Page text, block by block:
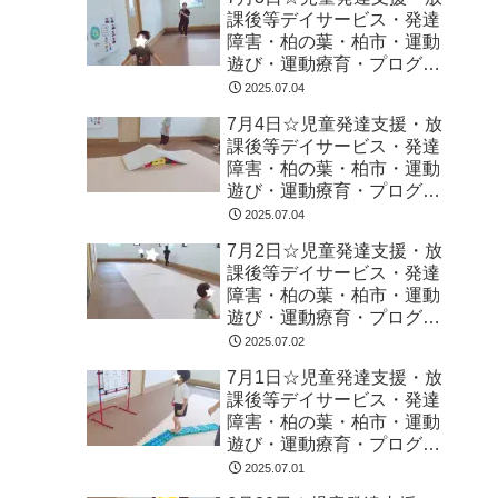
課後等デイサービス・発達
障害・柏の葉・柏市・運動
遊び・運動療育・プログラ
ム・楽しい療育
2025.07.04
7月4日☆児童発達支援・放
課後等デイサービス・発達
障害・柏の葉・柏市・運動
遊び・運動療育・プログラ
ム・楽しい療育
2025.07.04
7月2日☆児童発達支援・放
課後等デイサービス・発達
障害・柏の葉・柏市・運動
遊び・運動療育・プログラ
ム・楽しい療育
2025.07.02
7月1日☆児童発達支援・放
課後等デイサービス・発達
障害・柏の葉・柏市・運動
遊び・運動療育・プログラ
ム・楽しい療育
2025.07.01